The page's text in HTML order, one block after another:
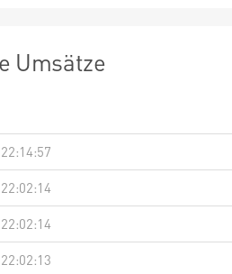
Umsätze